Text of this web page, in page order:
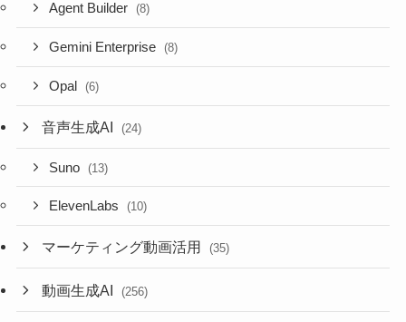
Agent Builder (8)
Gemini Enterprise (8)
Opal (6)
音声生成AI (24)
Suno (13)
ElevenLabs (10)
マーケティング動画活用 (35)
動画生成AI (256)